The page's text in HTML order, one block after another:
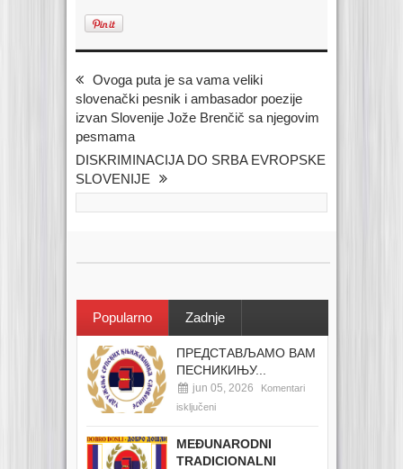
Ovoga puta je sa vama veliki
slovenački pesnik i ambasador poezije
izvan Slovenije Jože Brenčič sa njegovim
pesmama
DISKRIMINACIJA DO SRBA EVROPSKE
SLOVENIJE
Popularno Zadnje
ПРЕДСТАВЉАМО ВАМ
ПЕСНИКИЊУ...
jun 05, 2026
Komentari
isključeni
MEĐUNARODNI
TRADICIONALNI